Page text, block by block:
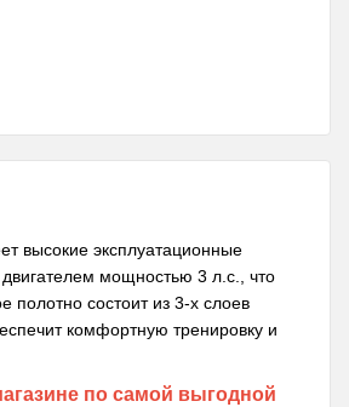
высокие эксплуатационные
мощностью 3 л.с., что
полотно состоит из 3-х слоев
комфортную тренировку и
по самой выгодной